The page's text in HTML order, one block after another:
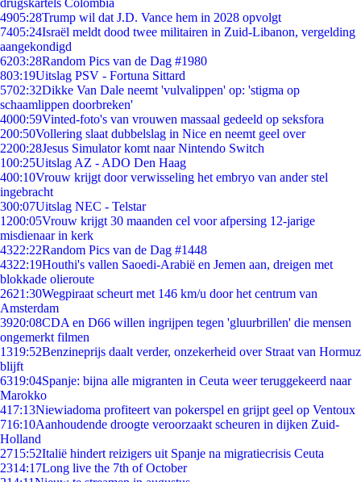
drugskartels Colombia
4905:28Trump wil dat J.D. Vance hem in 2028 opvolgt
7405:24Israël meldt dood twee militairen in Zuid-Libanon, vergelding
aangekondigd
6203:28Random Pics van de Dag #1980
803:19Uitslag PSV - Fortuna Sittard
5702:32Dikke Van Dale neemt 'vulvalippen' op: 'stigma op
schaamlippen doorbreken'
4000:59Vinted-foto's van vrouwen massaal gedeeld op seksfora
200:50Vollering slaat dubbelslag in Nice en neemt geel over
2200:28Jesus Simulator komt naar Nintendo Switch
100:25Uitslag AZ - ADO Den Haag
400:10Vrouw krijgt door verwisseling het embryo van ander stel
ingebracht
300:07Uitslag NEC - Telstar
1200:05Vrouw krijgt 30 maanden cel voor afpersing 12-jarige
misdienaar in kerk
4322:22Random Pics van de Dag #1448
4322:19Houthi's vallen Saoedi-Arabië en Jemen aan, dreigen met
blokkade olieroute
2621:30Wegpiraat scheurt met 146 km/u door het centrum van
Amsterdam
3920:08CDA en D66 willen ingrijpen tegen 'gluurbrillen' die mensen
ongemerkt filmen
1319:52Benzineprijs daalt verder, onzekerheid over Straat van Hormuz
blijft
6319:04Spanje: bijna alle migranten in Ceuta weer teruggekeerd naar
Marokko
417:13Niewiadoma profiteert van pokerspel en grijpt geel op Ventoux
716:10Aanhoudende droogte veroorzaakt scheuren in dijken Zuid-
Holland
2715:52Italië hindert reizigers uit Spanje na migratiecrisis Ceuta
2314:17Long live the 7th of October